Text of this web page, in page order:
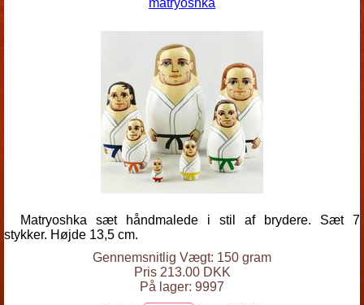
matryoshka
Matryoshka sæt håndmalede i stil af brydere. Sæt 7
stykker. Højde 13,5 cm.
Gennemsnitlig Vægt: 150 gram
Pris 213.00 DKK
På lager: 9997